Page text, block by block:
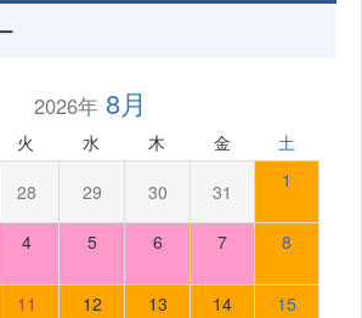
2026年8月
火 水 木 金 土
28 29 30 31 1
4 5 6 7 8
11 12 13 14 15